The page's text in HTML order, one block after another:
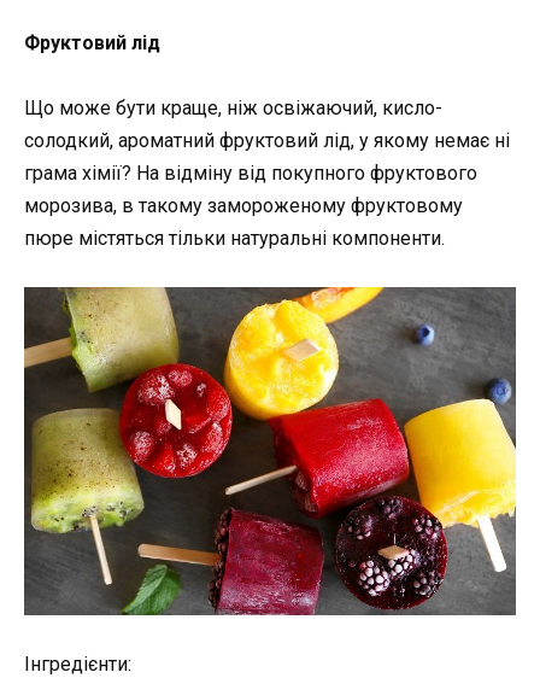
Фруктовий лід
Що може бути краще, ніж освіжаючий, кисло-
солодкий, ароматний фруктовий лід, у якому немає ні
грама хімії? На відміну від покупного фруктового
морозива, в такому замороженому фруктовому
пюре містяться тільки натуральні компоненти.
Інгредієнти: